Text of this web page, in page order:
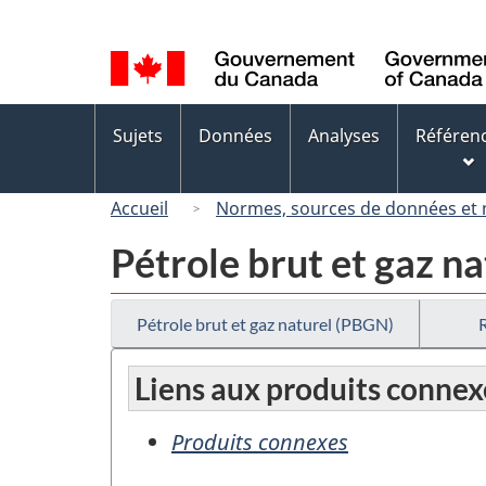
de
la
langue
des
Sujets Données Analyses
Accueil Normes, sources de données et
Pétrole brut et gaz
Pétrole brut et gaz naturel (PBGN)
Liens aux produits
Produits connexes